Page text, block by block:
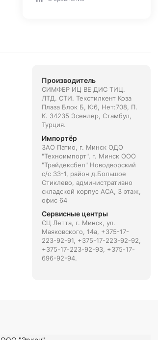
Производитель
СИМФЕР ИЦ ВЕ ДИС ТИЦ.
ЛТД. СТИ. Текстилкент Коза
Плаза Блок Б, К:6, Нет:708, П.
К. 34235 Эсенлер, Стамбул,
Турция.
Импортёр
ЗАО Патио, г. Минск ОДО
"Техноимпорт", г. Минск ООО
"Трайдексбел" Новодворский
с/с 33-1, район д.Большое
Стиклево, административно
складской корпус АСА, 3 этаж,
офис 64
Сервисные центры
СЦ Летта, г. Минск, ул.
Маяковского, 14а, +375-17-
223-92-91, +375-17-223-92-92,
+375-17-223-92-93, +375-17-
696-92-94.